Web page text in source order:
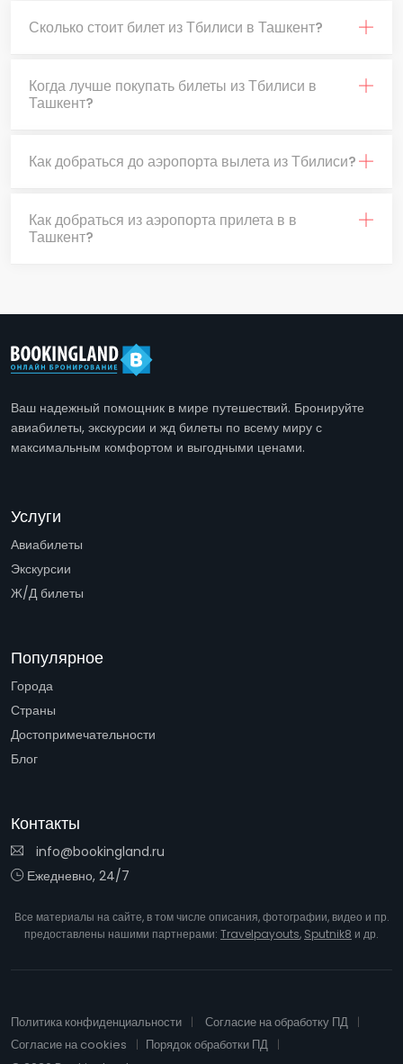
Сколько стоит билет из Тбилиси в Ташкент?
Когда лучше покупать билеты из Тбилиси в
Ташкент?
Как добраться до аэропорта вылета из Тбилиси?
Как добраться из аэропорта прилета в в
Ташкент?
Ваш надежный помощник в мире путешествий. Бронируйте
авиабилеты, экскурсии и жд билеты по всему миру с
максимальным комфортом и выгодными ценами.
Услуги
Авиабилеты
Экскурсии
Ж/Д билеты
Популярное
Города
Страны
Достопримечательности
Блог
Контакты
info@bookingland.ru
Ежедневно, 24/7
Все материалы на сайте, в том числе описания, фотографии, видео и пр.
предоставлены нашими партнерами: Travelpayouts, Sputnik8 и др.
Политика конфиденциальности
Согласие на обработку ПД
Согласие на cookies
Порядок обработки ПД